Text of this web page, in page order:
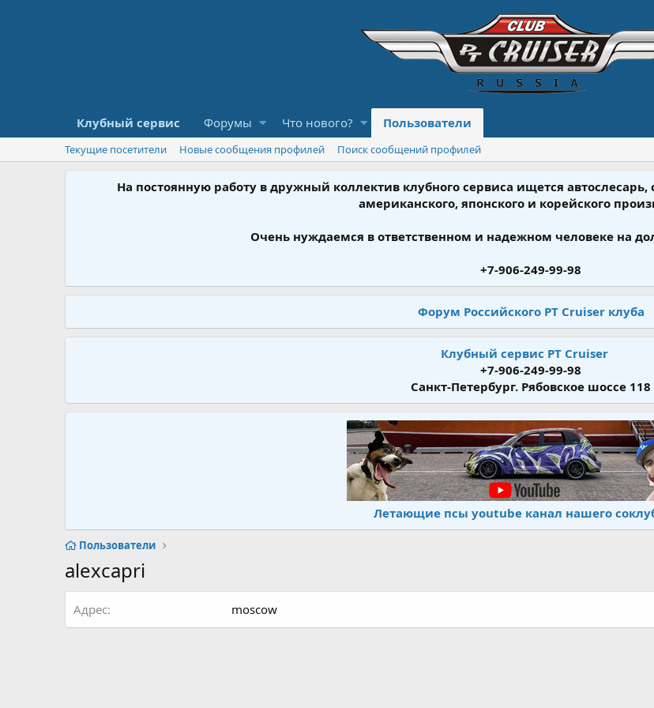
Клубный сервис Форумы Что нового? Пользователи
Текущие посетители Новые сообщения профилей Поиск сообщений профилей
На постоянную работу в дружный коллектив клубного сервиса ищется
американского, японского и корейского
Очень нуждаемся в ответственном и надежном человеке на
+7-906-249-99-98
Форум Российского PT Cruiser клуба
Клубный сервис PT Cruiser
+7-906-249-99-98
Санкт-Петербург. Рябовское шоссе 118
Летающие псы youtube канал нашего
Пользователи
alexcapri
Адрес moscow